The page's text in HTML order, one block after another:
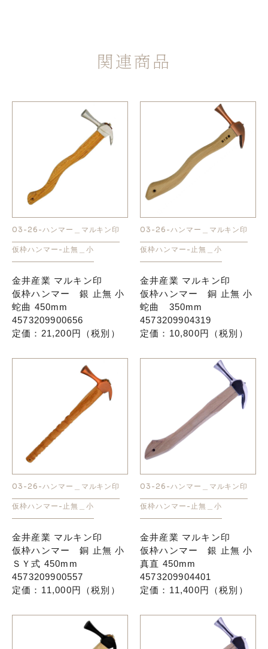
関連商品
03-26-ハンマー＿マルキン印
仮枠ハンマー-止無＿小
金井産業 マルキン印
仮枠ハンマー 銀 止無 小
蛇曲 450mm
4573209900656
定価：21,200円（税別）
03-26-ハンマー＿マルキン印
仮枠ハンマー-止無＿小
金井産業 マルキン印
仮枠ハンマー 銅 止無 小
蛇曲 350mm
4573209904319
定価：10,800円（税別）
03-26-ハンマー＿マルキン印
仮枠ハンマー-止無＿小
金井産業 マルキン印
仮枠ハンマー 銅 止無 小
ＳＹ式 450mm
4573209900557
定価：11,000円（税別）
03-26-ハンマー＿マルキン印
仮枠ハンマー-止無＿小
金井産業 マルキン印
仮枠ハンマー 銀 止無 小
真直 450mm
4573209904401
定価：11,400円（税別）